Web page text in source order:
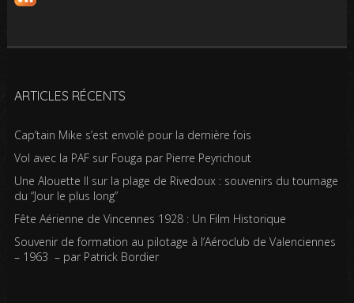
ARTICLES RÉCENTS
Cap’tain Mike s’est envolé pour la dernière fois
Vol avec la PAF sur Fouga par Pierre Peyrichout
Une Alouette II sur la plage de Rivedoux : souvenirs du tournage
du “Jour le plus long”
Fête Aérienne de Vincennes 1928 : Un Film Historique
Souvenir de formation au pilotage à l’Aéroclub de Valenciennes
– 1963 – par Patrick Bordier